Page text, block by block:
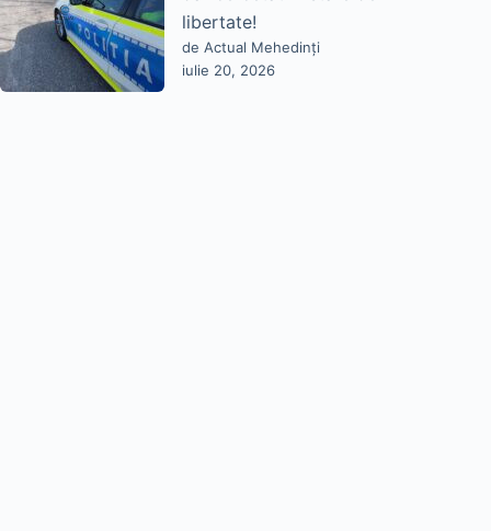
libertate!
de Actual Mehedinți
iulie 20, 2026